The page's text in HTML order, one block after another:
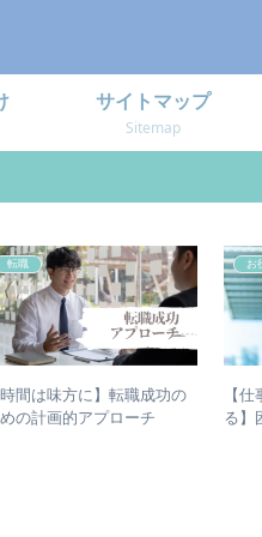
サイトマップ
Sitemap
転職
間は味方に】転職成功の
の計画的アプローチ
お
【
る】